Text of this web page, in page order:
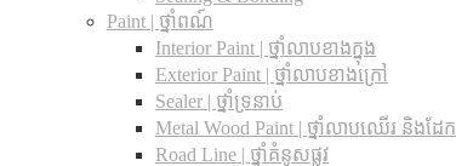
Paint | ថ្នាំពណ៍
Interior Paint | ថ្នាំលាបខាងក្នុង
Exterior Paint | ថ្នាំលាបខាងក្រៅ
Sealer | ថ្នាំទ្រនាប់
Metal Wood Paint | ថ្នាំលាបឈើរ និងដែក
Road Line | ថ្នាំគំនូសផ្លូវ